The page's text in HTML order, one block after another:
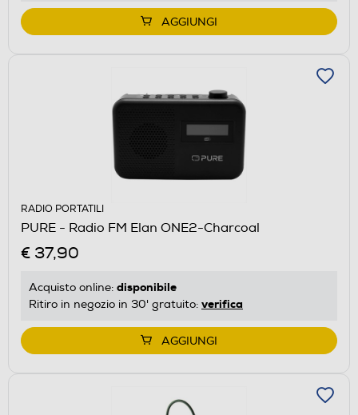
AGGIUNGI
RADIO PORTATILI
PURE - Radio FM Elan ONE2-Charcoal
€ 37,90
Acquisto online: disponibile
Ritiro in negozio in 30' gratuito: verifica
AGGIUNGI